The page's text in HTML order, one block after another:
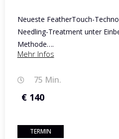
Neueste FeatherTouch-
Needling-Treatment unter
Methode….
Mehr Infos
75 Min.
€ 140
TERMIN